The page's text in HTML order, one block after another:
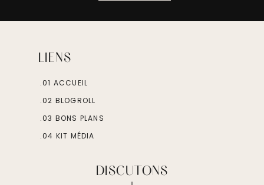
LIENS
.01 ACCUEIL
.02 BLOGROLL
.03 BONS PLANS
.04 KIT MÉDIA
DISCUTONS